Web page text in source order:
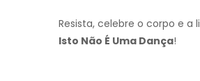
Resista, celebre o corpo e a
Isto Não É Uma Dança!